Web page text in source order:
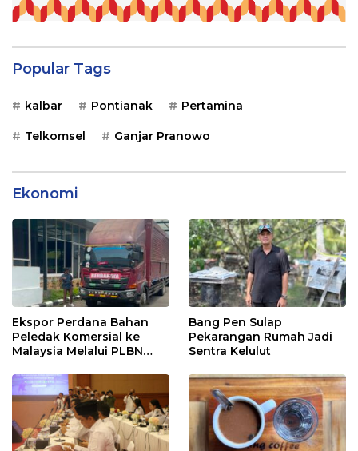
Popular Tags
kalbar Pontianak Pertamina
Telkomsel Ganjar Pranowo
Ekonomi
Ekspor Perdana Bahan
Peledak Komersial ke
Malaysia Melalui PLBN
Bang Pen Sulap
Pekarangan Rumah Jadi
Sentra Kelulut